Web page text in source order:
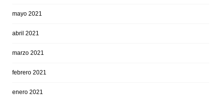
mayo 2021
abril 2021
marzo 2021
febrero 2021
enero 2021